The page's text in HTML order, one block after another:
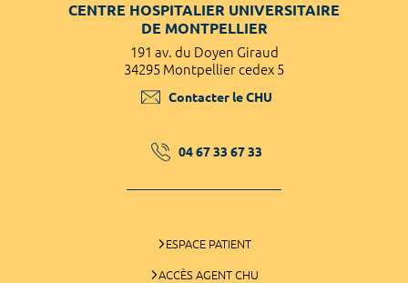
CENTRE HOSPITALIER UNIVERSITAIRE
DE MONTPELLIER
191 av. du Doyen Giraud
34295 Montpellier cedex 5
Contacter le CHU
04 67 33 67 33
ESPACE PATIENT
ACCÈS AGENT CHU